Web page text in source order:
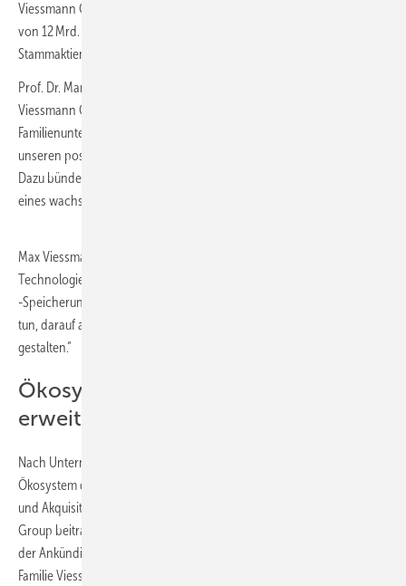
Viessmann Climate Solutions SE Ende April 2023 war ein Kaufpreis
von 12 Mrd. Euro in bar (80 %) und 20 % in Form von Carrier-
Stammaktien mitgeteilt worden.
Prof. Dr. Martin Viessmann, Vorsitzender des Verwaltungsrats der
Viessmann Group: „Auf Basis unserer 106-jährigen Geschichte als
Familienunternehmen gehen wir nun die nächsten Schritte, um
unseren positiven Beitrag für die nächsten 106 Jahre zu maximieren.
Dazu bündeln wir unsere Erfahrung und Kompetenz mit der Kraft
eines wachsenden Ökosystems von Unternehmern für Unternehmer.“
Max Viessmann: „Wir werden uns auf alle Aspekte, Lösungen und
Technologien fokussieren, die zur CO
-Speicherung beitragen. Auf diesem Weg werden wir alles, was wir
tun, darauf ausrichten, Lebensräume für zukünftige Generationen zu
gestalten.“
Ökosystem soll breit gefächert
erweitert werden
Nach Unternehmensangaben wird die
Ökosystem durch gezielte Co-Investitionen, Minderheitsbeteiligungen
und Akquisitionen in allen Bereichen, die zum Leitbild der Viessmann
Group beitragen, erweitern. Angesichts der Vielzahl an Anfragen nach
der Ankündigung im vergangenen Jahr prüfe und diskutiere die
Familie Viessmann bereits eine Reihe neuer Partnerschaften mit